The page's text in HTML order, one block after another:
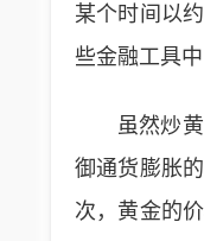
某个时间以
些金融工具
虽然炒
御通货膨胀
次，黄金的